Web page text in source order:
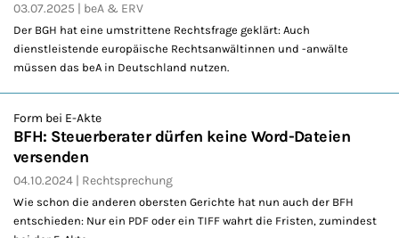
03.07.2025 beA & ERV
Der BGH hat eine umstrittene Rechtsfrage geklärt: Auch
dienstleistende europäische Rechtsanwältinnen und -anwälte
müssen das beA in Deutschland nutzen.
Form bei E-Akte
BFH: Steuerberater dürfen keine Word-Dateien
versenden
04.10.2024 Rechtsprechung
Wie schon die anderen obersten Gerichte hat nun auch der BFH
entschieden: Nur ein PDF oder ein TIFF wahrt die Fristen, zumindest